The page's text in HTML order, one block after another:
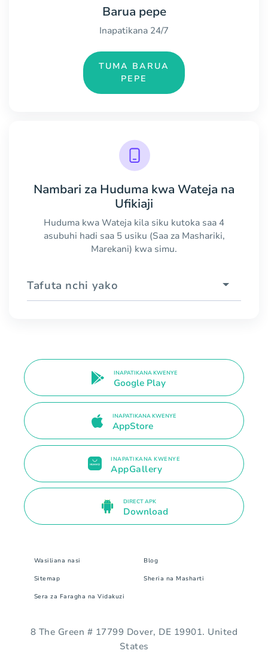
Barua pepe
Inapatikana 24/7
TUMA BARUA
PEPE
Nambari za Huduma kwa Wateja na
Ufikiaji
Huduma kwa Wateja kila siku kutoka saa 4
asubuhi hadi saa 5 usiku (Saa za Mashariki,
Marekani) kwa simu.
Tafuta nchi yako
INAPATIKANA KWENYE
Google Play
INAPATIKANA KWENYE
AppStore
INAPATIKANA KWENYE
AppGallery
DIRECT APK
Download
Wasiliana nasi Blog
Sitemap Sheria na Masharti
Sera za Faragha na Vidakuzi
8 The Green # 17799 Dover, DE 19901. United
States